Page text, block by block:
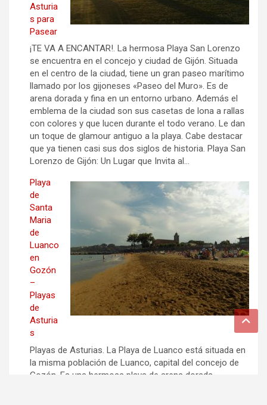
Asturia
s para
Pasear
¡TE VA A ENCANTAR!. La hermosa Playa San Lorenzo
se encuentra en el concejo y ciudad de Gijón. Situada
en el centro de la ciudad, tiene un gran paseo marítimo
llamado por los gijoneses «Paseo del Muro». Es de
arena dorada y fina en un entorno urbano. Además el
emblema de la ciudad son sus casetas de lona a rallas
con colores y que lucen durante el todo verano. Le dan
un toque de glamour antiguo a la playa. Cabe destacar
que ya tienen casi sus dos siglos de historia. Playa San
Lorenzo de Gijón: Un Lugar que Invita al…
Playa
de
Santa
Maria
de
Luanco
en
Gozón
–
Playas
de
Asturia
s
Playas de Asturias. La Playa de Luanco está situada en
la misma población de Luanco, capital del concejo de
Gozón. Es una hermosa playa de arena dorada